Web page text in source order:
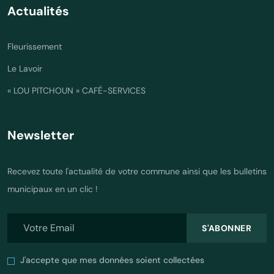
Actualités
Fleurissement
Le Lavoir
« LOU PITCHOUN » CAFÉ-SERVICES
Newsletter
Recevez toute l'actualité de votre commune ainsi que les bulletins
municipaux en un clic !
S'ABONNER
J'accepte que mes données soient collectées